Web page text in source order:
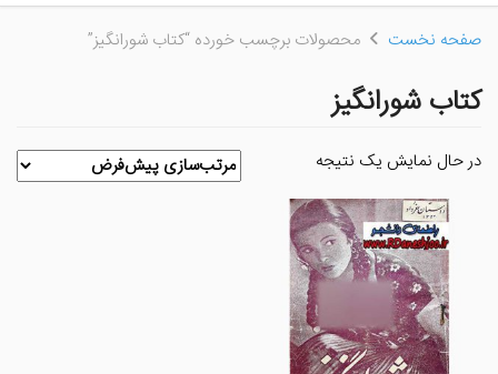
صفحه نخست محصولات برچسب خورده “کتاب شورانگیز”
کتاب شورانگیز
در حال نمایش یک نتیجه